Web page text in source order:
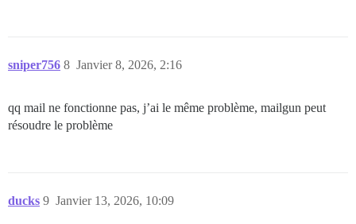
/usr/local/lib/ruby/gems/3.3.0/gems/bundler-2.6.4/
/usr/local/lib/ruby/gems/3.3.0/gems/bundler-
/usr/local/lib/ruby/gems/3.3.0/gems/bundler-
/usr/local/lib/ruby/gems/3.3.0/gems/bundler-2.6.4/
sniper756 Janvier 8, 2026, 2:16
8
qq mail ne fonctionne pas, j’ai le même problème, mailgun peut
résoudre le problème
ducks Janvier 13, 2026, 10:09
9